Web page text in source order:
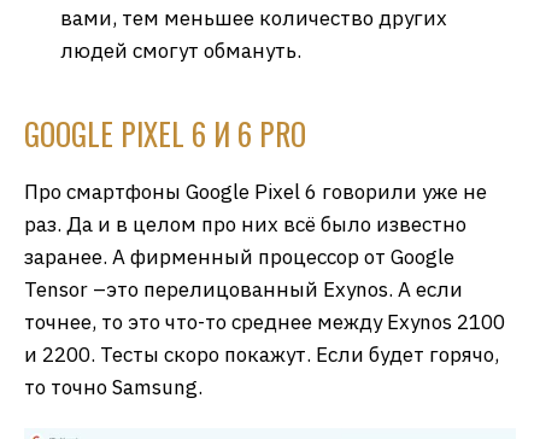
вами, тем меньшее количество других
людей смогут обмануть.
GOOGLE PIXEL 6 И 6 PRO
Про смартфоны Google Pixel 6 говорили уже не
раз. Да и в целом про них всё было известно
заранее. А фирменный процессор от Google
Tensor –это перелицованный Exynos. А если
точнее, то это что-то среднее между Exynos 2100
и 2200. Тесты скоро покажут. Если будет горячо,
то точно Samsung.